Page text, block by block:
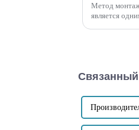
Метод
является